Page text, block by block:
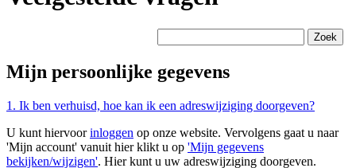
Mijn persoonlijke gegevens
1. Ik ben verhuisd, hoe kan ik een adreswijziging doorgeven?
U kunt hiervoorinloggen op onze website. Vervolgens gaat u naar
'Mijn account' vanuit hier klikt u op 'Mijn gegevens
bekijken/wijzigen'. Hier kunt u uw adreswijziging doorgeven.